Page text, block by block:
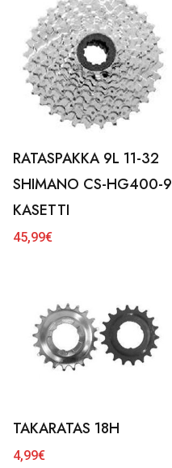
RATASPAKKA 9L 11-32
SHIMANO CS-HG400-9
KASETTI
45,99€
TAKARATAS 18H
4,99€